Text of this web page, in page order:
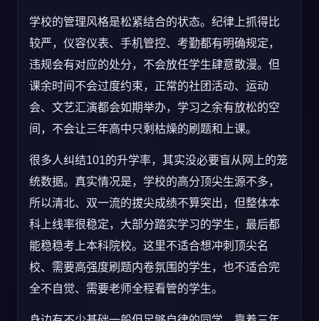
学校的管理风格是松紧结合的状态。纪律上抓得比
较严，仪容仪表、手机管控、考勤都有明确规定，
违规会有对应的处分，不会放任学生肆意散漫。但
课余时间不会过度约束，正常的社团活动、运动
会、文艺汇演都会如期举办，学习之余有放松的空
间，不会让三年高中只剩枯燥的刷题和上课。
很多人纠结101的升学率，其实没必要盲从网上的笼
统数据。真实情况是，学校的高分顶尖生源不多，
所以清北、双一流的拔尖成绩不算突出，但整体本
科上线率很稳定，大部分踏实学习的学生，最后都
能稳稳考上本科院校。这里不适合想冲刺顶尖名
校、需要高强度刷题内卷氛围的学生，也不适合完
全不自觉、需要老师全程看管的学生。